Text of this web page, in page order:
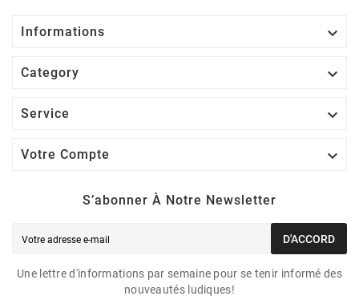
Informations 
Category 
Service 
Votre Compte 
S’abonner À Notre Newsletter
D'ACCORD
Une lettre d'informations par semaine pour se tenir informé des
nouveautés ludiques!